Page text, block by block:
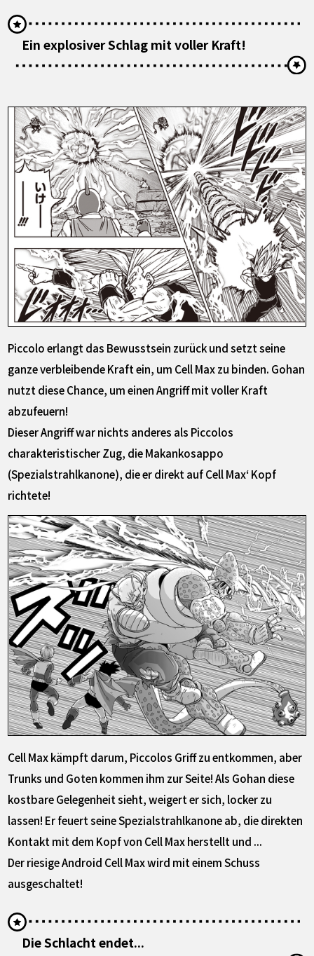
Ein explosiver Schlag mit voller Kraft!
Piccolo erlangt das Bewusstsein zurück und setzt seine
ganze verbleibende Kraft ein, um Cell Max zu binden. Gohan
nutzt diese Chance, um einen Angriff mit voller Kraft
abzufeuern!
Dieser Angriff war nichts anderes als Piccolos
charakteristischer Zug, die Makankosappo
(Spezialstrahlkanone), die er direkt auf Cell Max‘ Kopf
richtete!
Cell Max kämpft darum, Piccolos Griff zu entkommen, aber
Trunks und Goten kommen ihm zur Seite! Als Gohan diese
kostbare Gelegenheit sieht, weigert er sich, locker zu
lassen! Er feuert seine Spezialstrahlkanone ab, die direkten
Kontakt mit dem Kopf von Cell Max herstellt und ...
Der riesige Android Cell Max wird mit einem Schuss
ausgeschaltet!
Die Schlacht endet...